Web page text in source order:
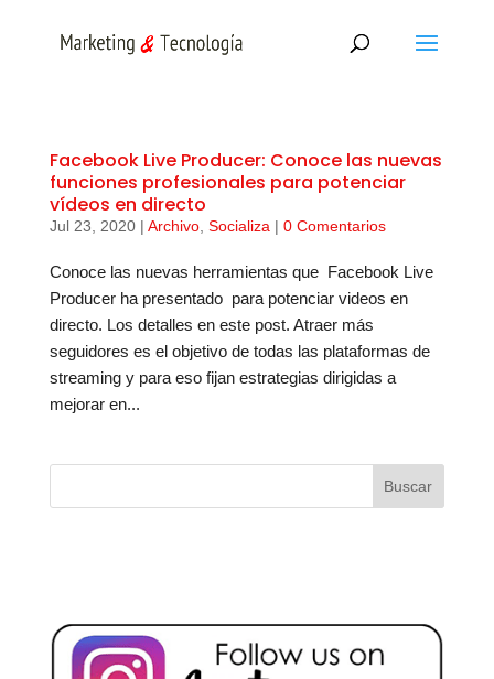
Facebook Live Producer: Conoce las nuevas
funciones profesionales para potenciar
vídeos en directo
Jul 23, 2020| Archivo, Socializa | 0 Comentarios
Conoce las nuevas herramientas que Facebook Live
Producer ha presentado para potenciar videos en
directo. Los detalles en este post. Atraer más
seguidores es el objetivo de todas las plataformas de
streaming y para eso fijan estrategias dirigidas a
mejorar en...